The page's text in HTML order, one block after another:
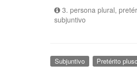
3. persona plural,
subjuntivo
Subjuntivo Pretérito